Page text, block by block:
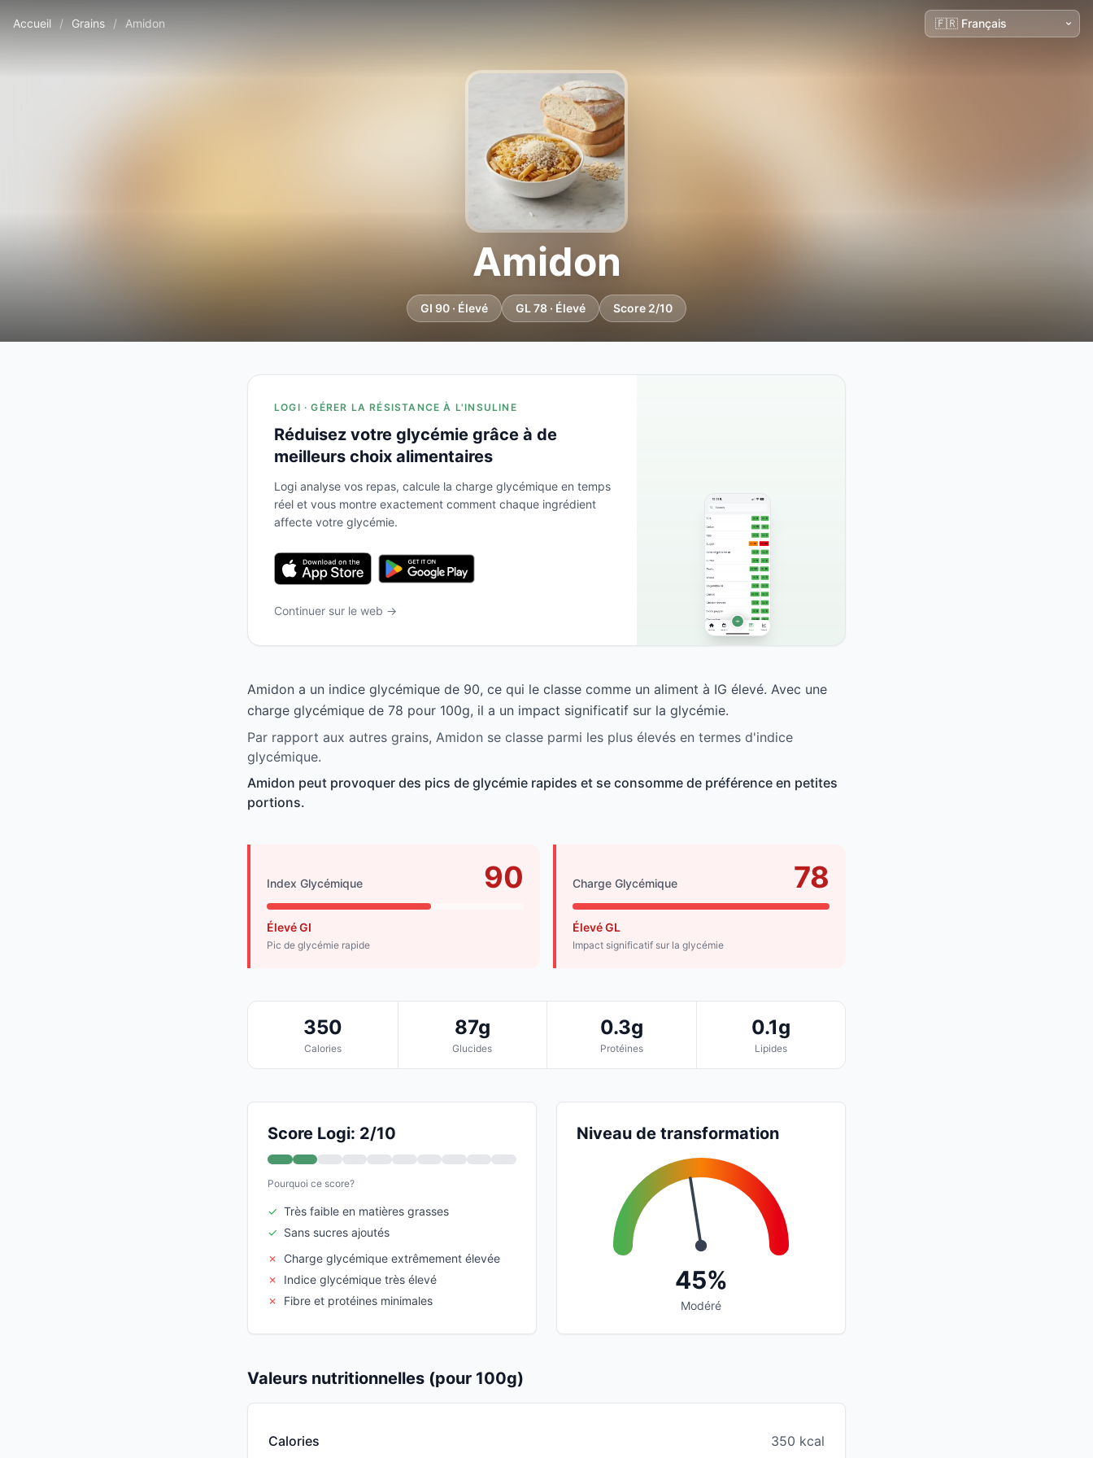
Accueil / Grains / Amidon
Amidon
GI 90 · Élevé GL 78 · Élevé Score 2/10
LOGI · GÉRER LA RÉSISTANCE À L'INSULINE
Réduisez votre glycémie grâce à de
meilleurs choix alimentaires
Logi analyse vos repas, calcule la charge glycémique en temps
réel et vous montre exactement comment chaque ingrédient
affecte votre glycémie.
Continuer sur le web →
Amidon a un indice glycémique de 90, ce qui le classe comme un aliment à IG élevé. Avec une
charge glycémique de 78 pour 100g, il a un impact significatif sur la glycémie.
Par rapport aux autres grains, Amidon se classe parmi les plus élevés en termes d'indice
glycémique.
Amidon peut provoquer des pics de glycémie rapides et se consomme de préférence en petites
portions.
Index Glycémique 90
Élevé GI
Pic de glycémie rapide
Charge Glycémique 78
Élevé GL
Impact significatif sur la glycémie
350
Calories
87g
Glucides
0.3g
Protéines
0.1g
Lipides
Score Logi: 2/10
Pourquoi ce score?
✓ Très faible en matières grasses
✓ Sans sucres ajoutés
✗
Charge glycémique extrêmement élevée
✗
Indice glycémique très élevé
✗
Fibre et protéines minimales
Niveau de transformation
45%
Modéré
Valeurs nutritionnelles (pour 100g)
Calories 350 kcal